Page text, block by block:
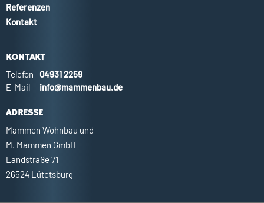
Referenzen
Kontakt
KONTAKT
Telefon
04931 2259
E-Mail
info@mammenbau.de
ADRESSE
Mammen Wohnbau und
M. Mammen GmbH
Landstraße 71
26524 Lütetsburg